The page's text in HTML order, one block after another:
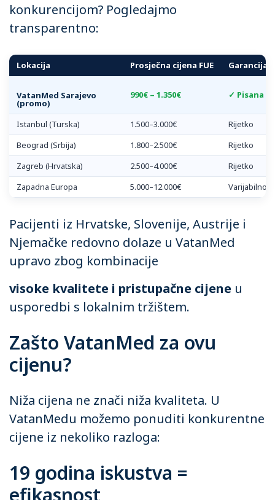
konkurencijom? Pogledajmo
transparentno:
Lokacija Prosječna cijena FUE Garancija
VatanMed Sarajevo
(promo)
990€ – 1.350€ ✓ Pisana
Istanbul (Turska) 1.500–3.000€
Rijetko
Beograd (Srbija)
1.800–2.500€
Rijetko
Zagreb (Hrvatska)
2.500–4.000€
Rijetko
Zapadna Europa
5.000–12.000€ Varijabilno
Pacijenti iz Hrvatske, Slovenije, Austrije i
Njemačke redovno dolaze u VatanMed
upravo zbog kombinacije
visoke kvalitete i pristupačne cijene u
usporedbi s lokalnim tržištem.
Zašto VatanMed za ovu
cijenu?
Niža cijena ne znači niža kvaliteta. U
VatanMedu možemo ponuditi konkurentne
cijene iz nekoliko razloga:
19 godina iskustva =
efikasnost